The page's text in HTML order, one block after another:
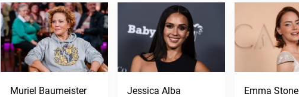
Muriel Baumeister Jessica Alba Emma Stone